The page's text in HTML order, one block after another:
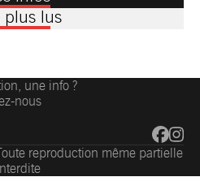
plus lus
une info ?
nous
reproduction même partielle